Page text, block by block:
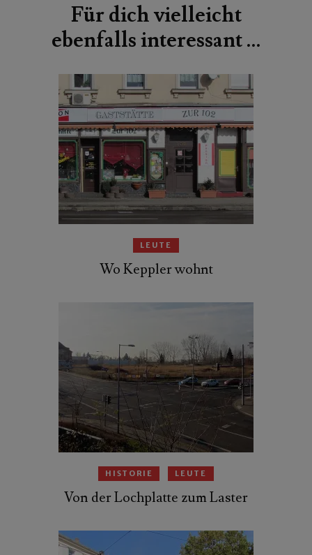
Für dich vielleicht
ebenfalls interessant …
LEUTE
Wo Keppler wohnt
HISTORIE LEUTE
Von der Lochplatte zum Laster